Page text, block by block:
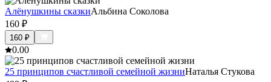
Алёнушкины сказкиАльбина Соколова
160 ₽
160 ₽
0.00
25 принципов счастливой семейной жизниНаталья Стукова